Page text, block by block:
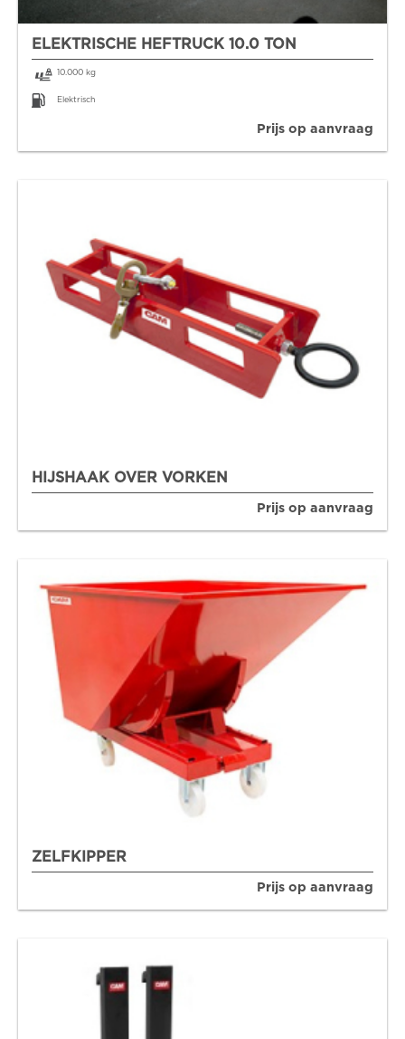
ELEKTRISCHE HEFTRUCK 10.0 TON
10.000 kg
Elektrisch
Prijs op aanvraag
HIJSHAAK OVER VORKEN
Prijs op aanvraag
ZELFKIPPER
Prijs op aanvraag